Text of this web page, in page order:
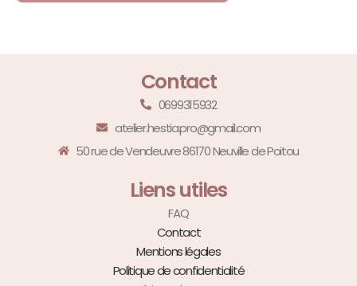
Contact
0699315932
atelier.hestia.pro@gmail.com
50 rue de Vendeuvre 86170 Neuville de Poitou
Liens utiles
FAQ
Contact
Mentions légales
Politique de confidentialité